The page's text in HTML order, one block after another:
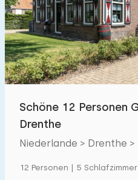
Schöne 12 Personen
Drenthe
Niederlande > Drenthe
12 Personen | 5